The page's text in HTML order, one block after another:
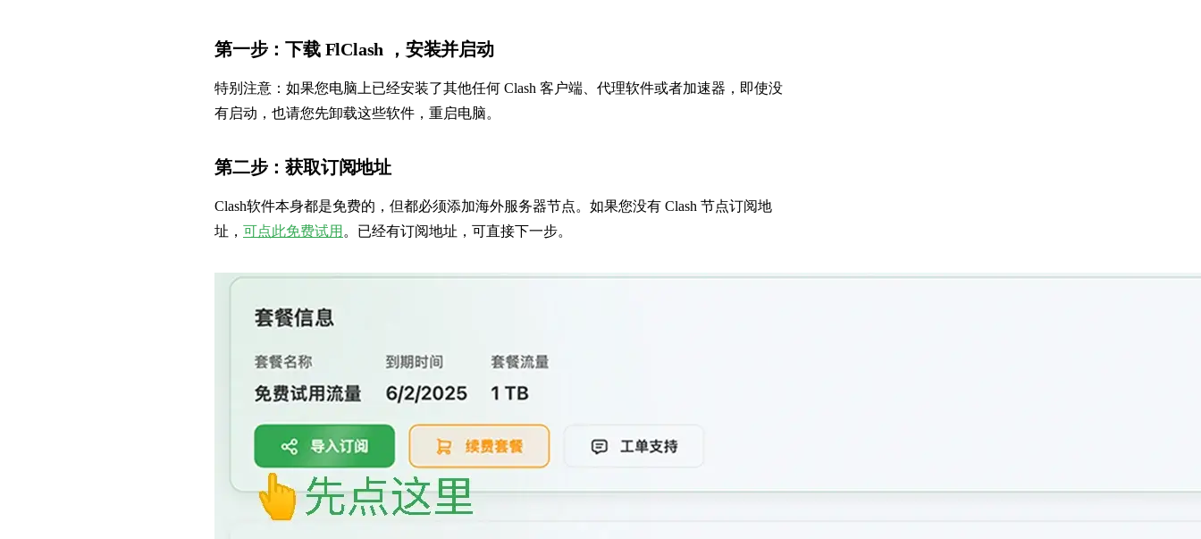
第一步：下载 FlClash ，安装并启动
特别注意：如果您电脑上已经安装了其他任何 Clash 客户端、代理软件或者加速器，即使没
有启动，也请您先卸载这些软件，重启电脑。
第二步：获取订阅地址
Clash软件本身都是免费的，但都必须添加海外服务器节点。如果您没有 Clash 节点订阅地
址， 可点此免费试用 。已经有订阅地址，可直接下一步。